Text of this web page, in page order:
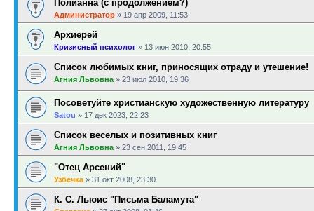
Полианна (с продолжением?)
Администратор » 19 апр 2009, 11:53
Архиерей
Кризисный психолог » 13 июн 2010, 20:55
Список любимых книг, приносящих отраду и утешение!
Агния Львовна » 23 июл 2010, 19:36
Посоветуйте христианскую художественную литературу
Satou » 17 дек 2023, 22:23
Список веселых и позитивных книг
Агния Львовна » 23 сен 2011, 19:45
"Отец Арсений"
Узбечка » 31 окт 2008, 23:30
К. С. Льюис "Письма Баламута"